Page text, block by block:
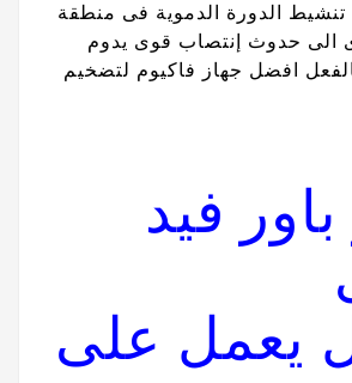
تنشيط الدورة الدموية فى منطقة
الى حدوث إنتصاب قوى يدوم
افضل جهاز فاكيوم لتضخيم
فيد
يعمل على